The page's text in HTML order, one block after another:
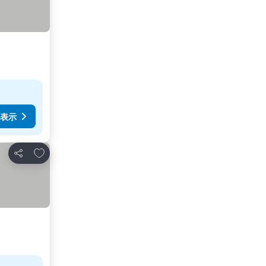
示
シェア
お気に入りに追加